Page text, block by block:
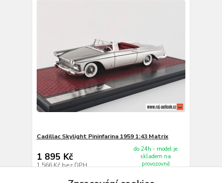
Cadillac Skylight Pininfarina 1959 1:43 Matrix
1 895 Kč
1 566 Kčbez DPH
do 24h - model je
skladem na
provozovně
Do košíku